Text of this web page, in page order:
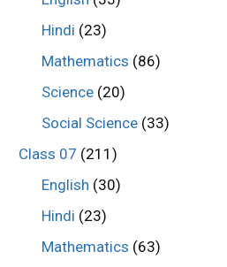
Hindi (23)
Mathematics (86)
Science(20)
Social Science(33)
Class 07 (211)
English (30)
Hindi (23)
Mathematics (63)